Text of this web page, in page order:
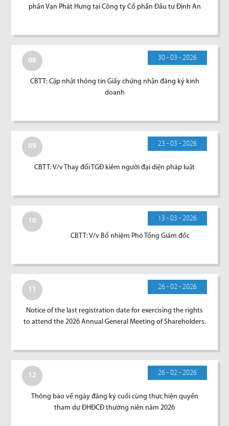
phần Vạn Phát Hưng tại Công ty Cổ phần Đầu tư Định An
08 30 - 03 - 2026
CBTT: Cập nhật thông tin Giấy chứng nhận đăng ký kinh
doanh
09 23 - 03 - 2026
CBTT: V/v Thay đổi TGĐ kiêm người đại diện pháp luật
10 13 - 03 - 2026
CBTT: V/v Bổ nhiệm Phó Tổng Giám đốc
11 26 - 02 - 2026
Notice of the last registration date for exercising the rights
to attend the 2026 Annual General Meeting of Shareholders.
12 26 - 02 - 2026
Thông báo về ngày đăng ký cuối cùng thực hiện quyền
tham dự ĐHĐCĐ thường niên năm 2026